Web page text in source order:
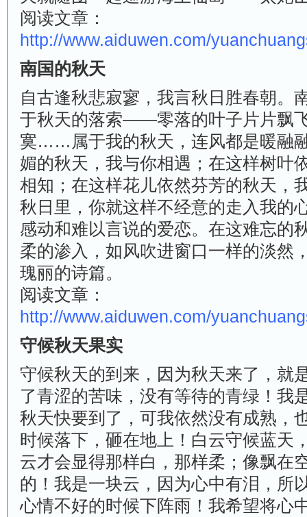
阅读文章：
http://www.aiduwen.com/
南国的秋天
自古逢秋悲寂寥，我言秋日胜春朝。
于秋天的落索——零落的叶子片片飘
寞……属于我的秋天，连风都是暖融
媚的秋天，我与你相遇；在这样树叶
相知；在这样花儿依然芬芳的秋天，
秋日里，你就这样不经意的走入我的
感动和难以言说的爱恋。在这难忘的
柔的渗入，如风吹进窗口一样的淡然
瑰丽的诗篇。
阅读文章：
http://www.aiduwen.com/
守候秋天果实
守候秋天的到来，因为秋天来了，就
了青涩的苦味，没有等待的青绿！我
秋天快要到了，可我依然没有成熟，
时候落下，砸在地上！白云守候蓝天
云才会显得那样白，那样柔；像飘在
的！我是一块云，因为心中有泪，所
心情不好的时候下阵雨！我希望将心